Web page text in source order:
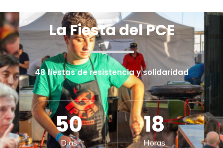
La Fiesta del PCE
48 fiestas de resistencia y solidaridad
50
Dias
18
Horas